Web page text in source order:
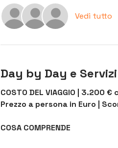
Vedi tutto
Day by Day e Servizi
COSTO DEL VIAGGIO |
Prezzo a persona in Euro |
COSA COMPRENDE